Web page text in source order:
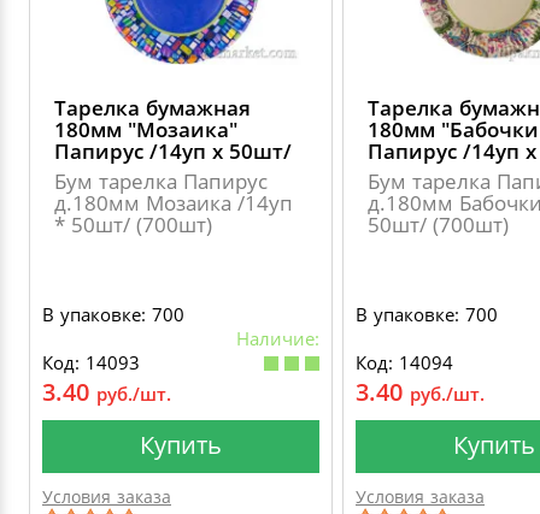
Тарелка бумажная
180мм "Мозаика"
Папирус /14уп х 50шт/
Бум тарелка Папирус
д.180мм Мозаика /14уп
* 50шт/ (700шт)
В упаковке: 700
Наличие:
Код: 14093
3.40 руб./шт.
Купить
Условия заказа
Тарелка
180мм
Папирус /14уп
Бум тарелка
д.180мм
50шт/ (700шт)
В упаковке: 700
Код: 14094
3.40 руб./шт.
Купить
Условия заказа